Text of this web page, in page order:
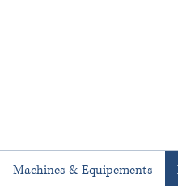
Machines & Equipements